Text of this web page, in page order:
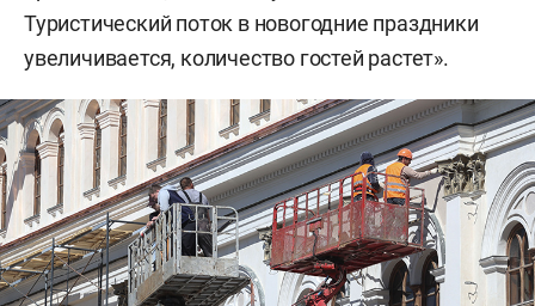
Туристический поток в новогодние праздники
увеличивается, количество гостей растет».